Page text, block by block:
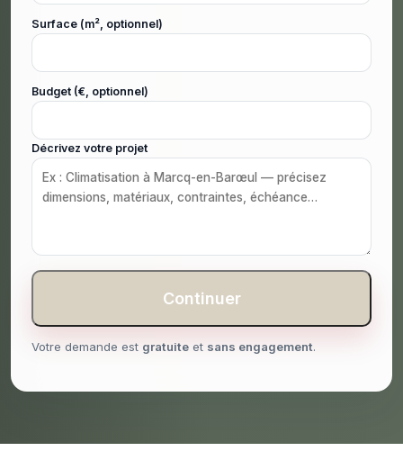
Surface (m², optionnel)
Budget (€, optionnel)
Décrivez votre projet
Continuer
Votre demande est gratuite et sans engagement.